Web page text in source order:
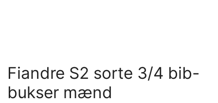
Fiandre S2 sorte 3/4 bib-
bukser mænd